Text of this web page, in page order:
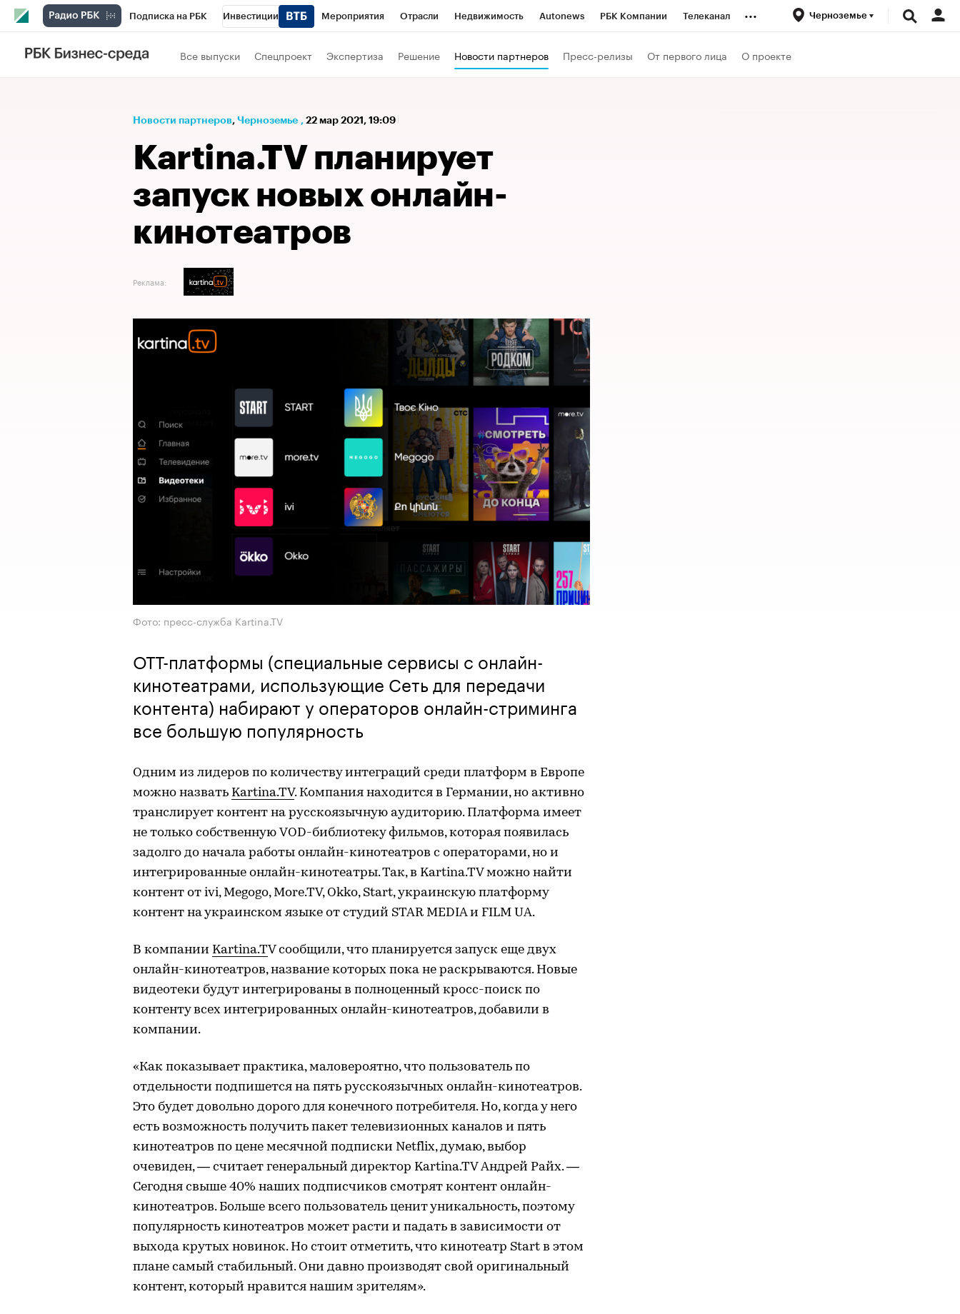
Подписка на РБК Инвестиции Мероприятия Отрасли Недвижимость Autonews РБК Компании Телеканал
РБК Вино
Проверка контрагентов Политика
... Черноземье
Все выпуски Спецпроект Экспертиза Решение Новости партнеров Пресс-релизы От первого лица О проекте
Новости партнеров⁠, Черноземье , 22 мар 2021, 19:09
Kartina.TV планирует
запуск новых онлайн-
кинотеатров
Реклама:
Фото: пресс-служба Kartina.TV
ОТТ-платформы (специальные сервисы с онлайн-
кинотеатрами, использующие Сеть для передачи
контента) набирают у операторов онлайн-стриминга
все большую популярность
Одним из лидеров по количеству интеграций среди платформ в Европе
можно назвать Kartina.TV. Компания находится в Германии, но активно
транслирует контент на русскоязычную аудиторию. Платформа имеет
не только собственную VOD-библиотеку фильмов, которая появилась
задолго до начала работы онлайн-кинотеатров с операторами, но и
интегрированные онлайн-кинотеатры. Так, в Kartina.TV можно найти
контент от ivi, Megogo, More.TV, Okko, Start, украинскую платформу
контент на украинском языке от студий STAR MEDIA и FILM UA.
В компании Kartina.TV сообщили, что планируется запуск еще двух
онлайн-кинотеатров, название которых пока не раскрываются. Новые
видеотеки будут интегрированы в полноценный кросс-поиск по
контенту всех интегрированных онлайн-кинотеатров, добавили в
компании.
«Как показывает практика, маловероятно, что пользователь по
отдельности подпишется на пять русскоязычных онлайн-кинотеатров.
Это будет довольно дорого для конечного потребителя. Но, когда у него
есть возможность получить пакет телевизионных каналов и пять
кинотеатров по цене месячной подписки Netflix, думаю, выбор
очевиден, — считает генеральный директор Kartina.TV Андрей Райх. —
Сегодня свыше 40% наших подписчиков смотрят контент онлайн-
кинотеатров. Больше всего пользователь ценит уникальность, поэтому
популярность кинотеатров может расти и падать в зависимости от
выхода крутых новинок. Но стоит отметить, что кинотеатр Start в этом
плане самый стабильный. Они давно производят свой оригинальный
контент, который нравится нашим зрителям».